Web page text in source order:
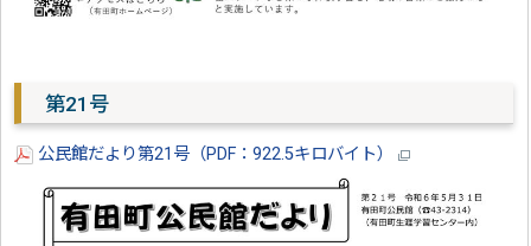
第21号
公民館だより第21号（PDF：922.5キロバイト）